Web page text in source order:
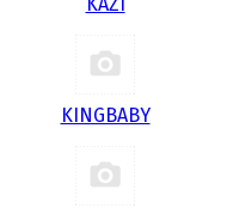
KINGBABY